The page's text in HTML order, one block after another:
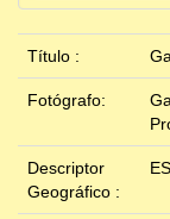
Título :
Fotógrafo:
Descriptor
Geográfico :